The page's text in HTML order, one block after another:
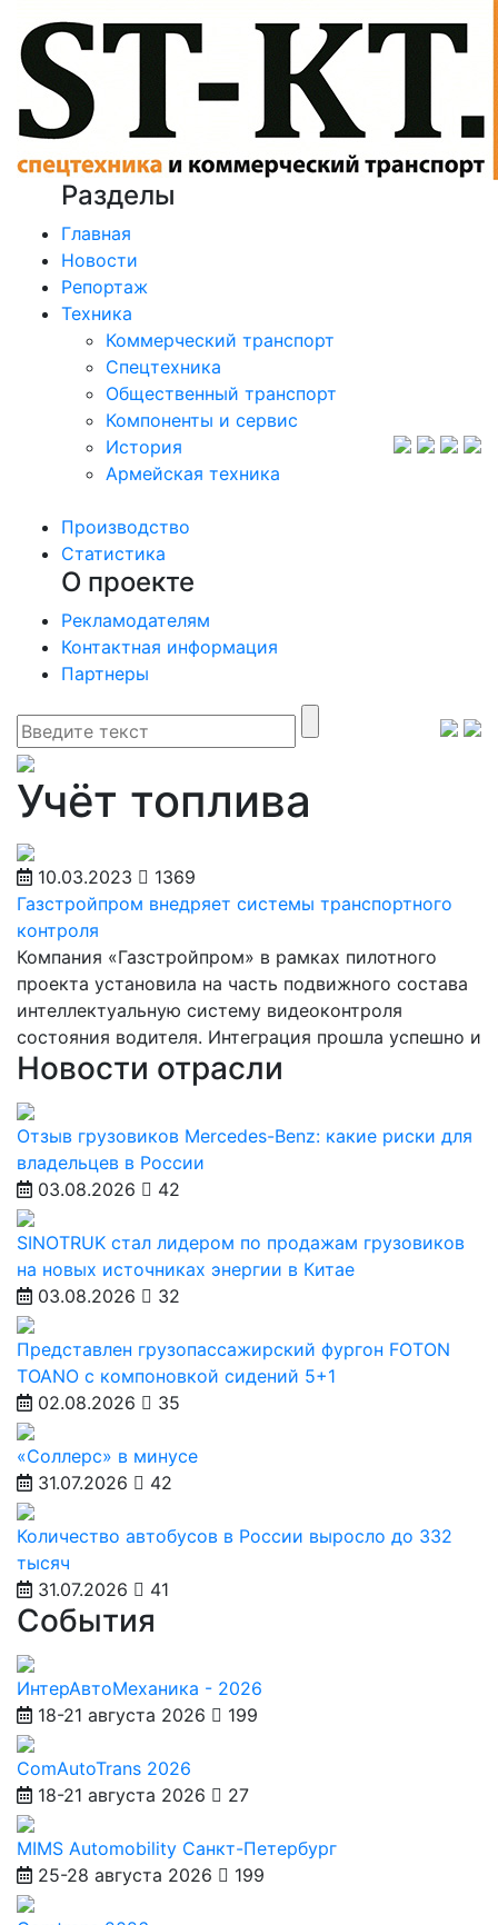
Разделы
Главная
Новости
Репортаж
Техника
Коммерческий транспорт
Спецтехника
Общественный транспорт
Компоненты и сервис
История
Армейская техника
Производство
Статистика
О проекте
Рекламодателям
Контактная информация
Партнеры
Учёт топлива
10.03.2023
1369
Газстройпром внедряет системы транспортного
контроля
Компания «Газстройпром» в рамках пилотного
проекта установила на часть подвижного состава
интеллектуальную систему видеоконтроля
состояния водителя. Интеграция прошла успешно и
Новости отрасли
Отзыв грузовиков Mercedes-Benz: какие риски для
владельцев в России
03.08.2026
42
SINOTRUK стал лидером по продажам грузовиков
на новых источниках энергии в Китае
03.08.2026
32
Представлен грузопассажирский фургон FOTON
TOANO с компоновкой сидений 5+1
02.08.2026
35
«Соллерс» в минусе
31.07.2026
42
Количество автобусов в России выросло до 332
тысяч
31.07.2026
41
События
ИнтерАвтоМеханика - 2026
18-21 августа 2026
199
ComAutoTrans 2026
18-21 августа 2026
27
MIMS Automobility Санкт-Петербург
25-28 августа 2026
199